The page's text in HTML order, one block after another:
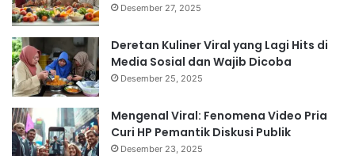
Desember 27, 2025
Deretan Kuliner Viral yang Lagi Hits di
Media Sosial dan Wajib Dicoba
Desember 25, 2025
Mengenal Viral: Fenomena Video Pria
Curi HP Pemantik Diskusi Publik
Desember 23, 2025